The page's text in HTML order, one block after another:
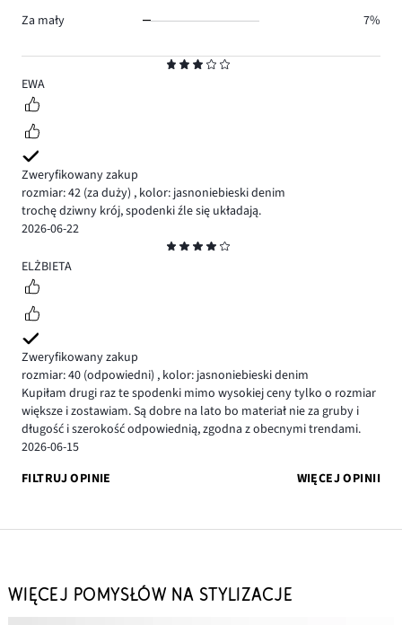
3
EWA
Zweryfikowany zakup
rozmiar: 42 (za duży) , kolor: jasnoniebieski denim
trochę dziwny krój, spodenki źle się układają.
2026-06-22
4
ELŻBIETA
Zweryfikowany zakup
rozmiar: 40 (odpowiedni) , kolor: jasnoniebieski denim
Kupiłam drugi raz te spodenki mimo wysokiej ceny tylko o rozmiar
większe i zostawiam. Są dobre na lato bo materiał nie za gruby i
długość i szerokość odpowiednią, zgodna z obecnymi trendami.
2026-06-15
FILTRUJ OPINIE
WIĘCEJ OPINII
Za mały
7%
WIĘCEJ POMYSŁÓW NA STYLIZACJE